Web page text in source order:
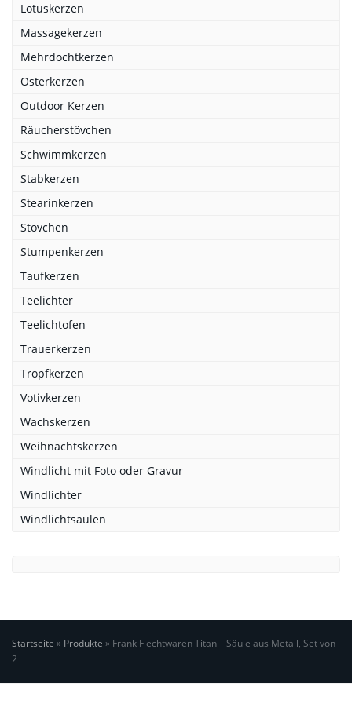
Lotuskerzen
Massagekerzen
Mehrdochtkerzen
Osterkerzen
Outdoor Kerzen
Räucherstövchen
Schwimmkerzen
Stabkerzen
Stearinkerzen
Stövchen
Stumpenkerzen
Taufkerzen
Teelichter
Teelichtofen
Trauerkerzen
Tropfkerzen
Votivkerzen
Wachskerzen
Weihnachtskerzen
Windlicht mit Foto oder Gravur
Windlichter
Windlichtsäulen
Startseite » Produkte » Frank Flechtwaren Titan – Säule aus Metall, Set von
2